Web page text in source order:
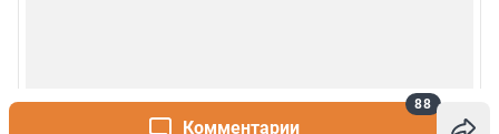
Комментарии
88